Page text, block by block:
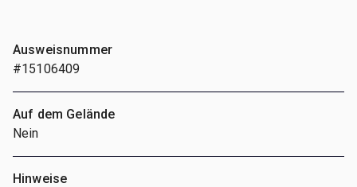
Ausweisnummer
#15106409
Auf dem Gelände
Nein
Hinweise